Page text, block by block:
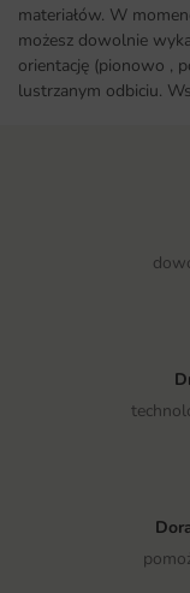
materiałów. W
możesz dowolnie
orientację (pionowo ,
lustrzanym odbiciu.